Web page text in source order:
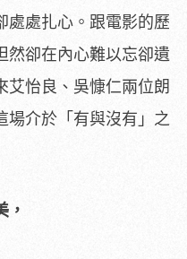
處處扎心。跟電影的歷
然卻在內心難以忘卻遺
艾怡良、吳慷仁兩位朗
場介於「有與沒有」之
，